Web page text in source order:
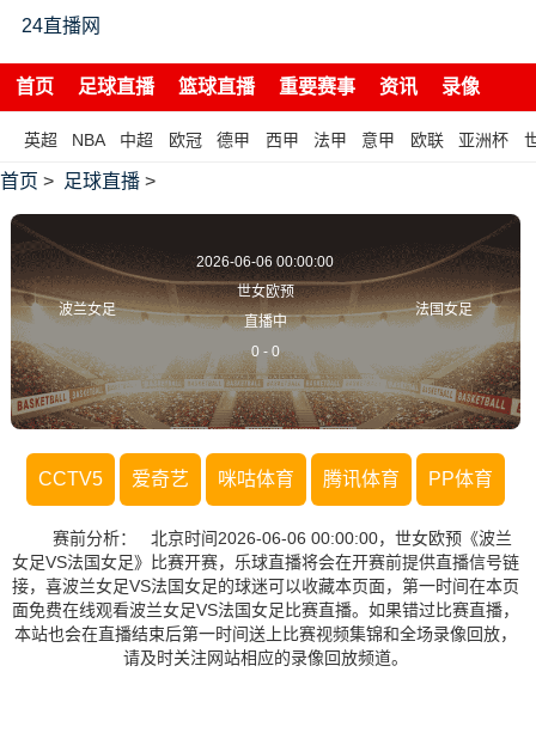
24直播网
首页 足球直播 篮球直播 重要赛事 资讯 录像
英超 NBA 中超 欧冠 德甲 西甲 法甲 意甲 欧联 亚洲杯
首页 > 足球直播 >
波兰女足
2026-06-06 00:00:00
世女欧预
直播中
0 - 0
法国女足
CCTV5 爱奇艺 咪咕体育 腾讯体育 PP体育
赛前分析： 北京时间2026-06-06 00:00:00，世女欧预《波兰
女足VS法国女足》比赛开赛，乐球直播将会在开赛前提供直播信号链
接，喜波兰女足VS法国女足的球迷可以收藏本页面，第一时间在本页
面免费在线观看波兰女足VS法国女足比赛直播。如果错过比赛直播，
本站也会在直播结束后第一时间送上比赛视频集锦和全场录像回放，
请及时关注网站相应的录像回放频道。